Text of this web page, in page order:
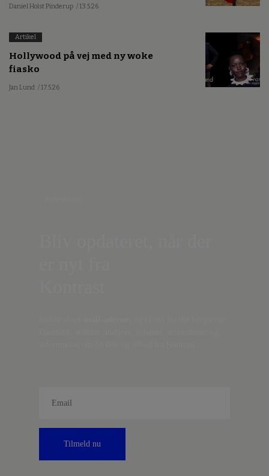
Daniel Holst Pinderup / 13.5.26
Artikel
Hollywood på vej med ny woke
fiasko
Jan Lund / 17.5.26
Tilmeld nu